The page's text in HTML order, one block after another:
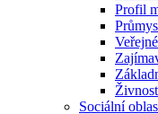
Profil
Sociální